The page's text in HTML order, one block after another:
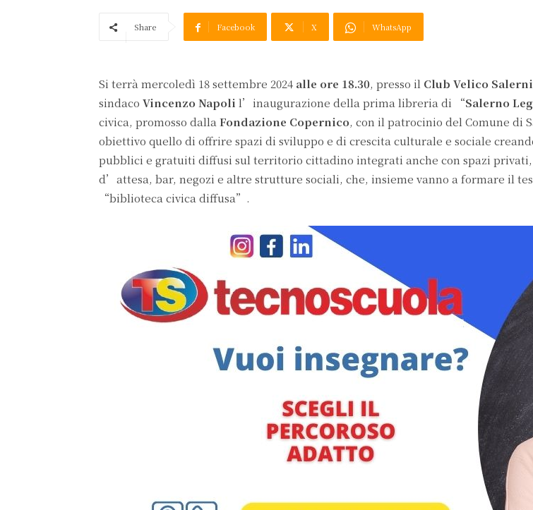
Share Facebook X WhatsApp
Si terrà mercoledì 18 settembre 2024 alle ore 18.30, presso il Club Velico
sindaco Vincenzo Napoli l’inaugurazione della prima libreria di “Salerno
civica, promosso dalla Fondazione Copernico, con il patrocinio del Comune di
obiettivo quello di offrire spazi di sviluppo e di crescita culturale e sociale
pubblici e gratuiti diffusi sul territorio cittadino integrati anche con spazi
d’attesa, bar, negozi e altre strutture sociali, che, insieme vanno a formare il
“biblioteca civica diffusa”.